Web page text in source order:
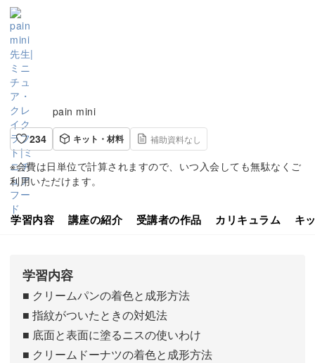
pain mini
234
キット・材料 補助資料なし
※会費は日単位で計算されますので、いつ入会しても無駄なくご
利用いただけます。
学習内容 講座の紹介 受講者の作品 カリキュラム キ
学習内容
■ クリームパンの着色と成形方法
■ 指紋がついたときの対処法
■ 底面と表面に塗るニスの使いわけ
■ クリームドーナツの着色と成形方法